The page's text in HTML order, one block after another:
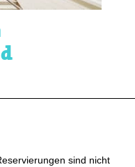
sind nicht